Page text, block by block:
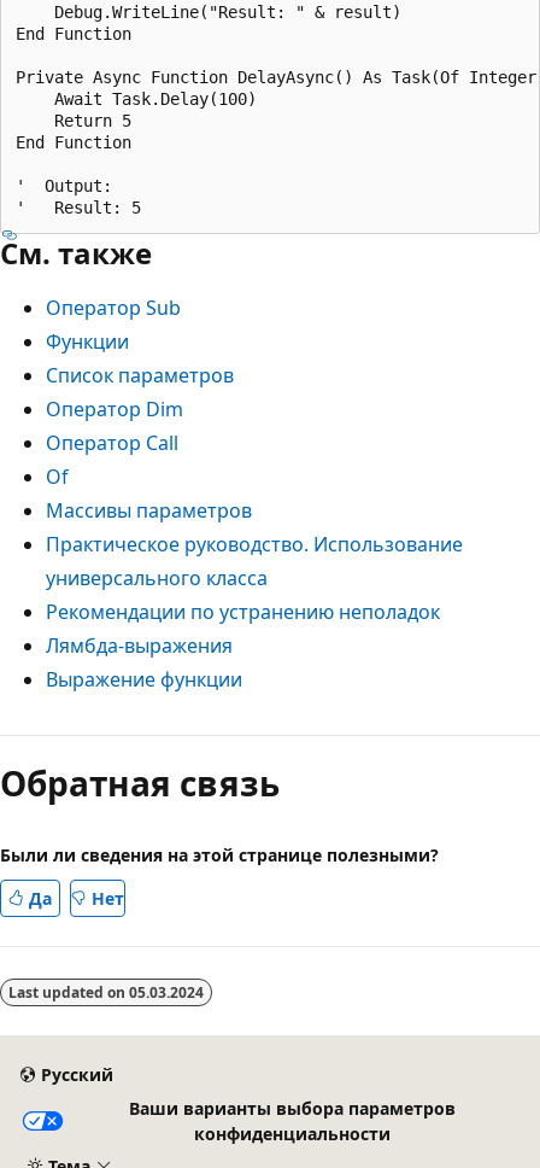
    Debug.WriteLine("Result: " & result)
End Function
Private Async Function DelayAsync() As Task(Of
    Await Task.Delay(100)
    Return 5
End Function
'  Output:
См. также
Оператор Sub
Функции
Список параметров
Оператор Dim
Оператор Call
Of
Массивы параметров
Практическое руководство. Использование
универсального класса
Рекомендации по устранению неполадок
Лямбда-выражения
Выражение функции
Обратная связь
Были ли сведения на этой странице полезными?
Да
Нет
Last updated on 05.03.2024
Русский
Ваши варианты выбора параметров
конфиденциальности